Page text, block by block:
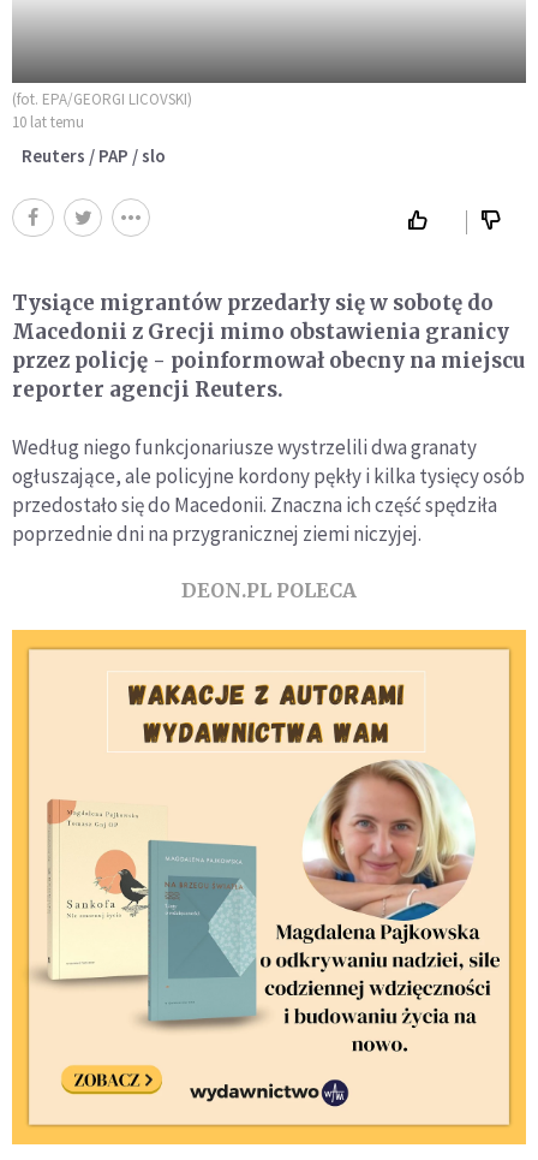
(fot. EPA/GEORGI LICOVSKI)
10 lat temu
Reuters / PAP / slo
Tysiące migrantów przedarły się w sobotę do
Macedonii z Grecji mimo obstawienia granicy
przez policję - poinformował obecny na miejscu
reporter agencji Reuters.
Według niego funkcjonariusze wystrzelili dwa granaty
ogłuszające, ale policyjne kordony pękły i kilka tysięcy osób
przedostało się do Macedonii. Znaczna ich część spędziła
poprzednie dni na przygranicznej ziemi niczyjej.
DEON.PL POLECA